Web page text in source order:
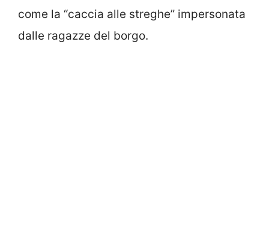
come la “caccia alle streghe” impersonata
dalle ragazze del borgo.